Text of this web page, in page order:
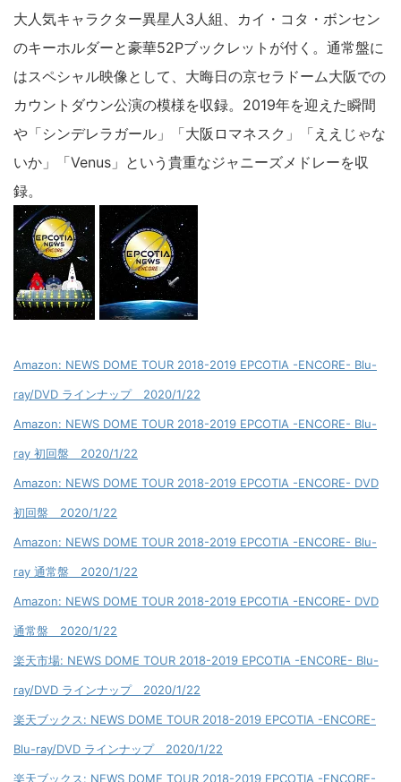
大人気キャラクター異星人3人組、カイ・コタ・ボンセン
のキーホルダーと豪華52Pブックレットが付く。通常盤に
はスペシャル映像として、大晦日の京セラドーム大阪での
カウントダウン公演の模様を収録。2019年を迎えた瞬間
や「シンデレラガール」「大阪ロマネスク」「ええじゃな
いか」「Venus」という貴重なジャニーズメドレーを収
録。
Amazon: NEWS DOME TOUR 2018-2019 EPCOTIA -ENCORE- Blu-
ray/DVD ラインナップ 2020/1/22
Amazon: NEWS DOME TOUR 2018-2019 EPCOTIA -ENCORE- Blu-
ray 初回盤 2020/1/22
Amazon: NEWS DOME TOUR 2018-2019 EPCOTIA -ENCORE- DVD
初回盤 2020/1/22
Amazon: NEWS DOME TOUR 2018-2019 EPCOTIA -ENCORE- Blu-
ray 通常盤 2020/1/22
Amazon: NEWS DOME TOUR 2018-2019 EPCOTIA -ENCORE- DVD
通常盤 2020/1/22
楽天市場: NEWS DOME TOUR 2018-2019 EPCOTIA -ENCORE- Blu-
ray/DVD ラインナップ 2020/1/22
楽天ブックス: NEWS DOME TOUR 2018-2019 EPCOTIA -ENCORE-
Blu-ray/DVD ラインナップ 2020/1/22
楽天ブックス: NEWS DOME TOUR 2018-2019 EPCOTIA -ENCORE-